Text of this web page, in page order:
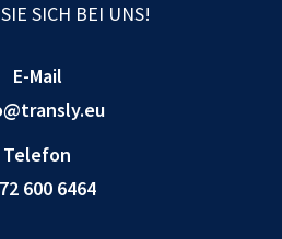
SICH BEI UNS!
E-Mail
Telefon
600 6464